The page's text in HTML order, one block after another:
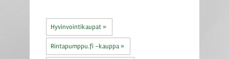
Hyvinvointikaupat ‪»
Rintapumppu.fi -kauppa ‪»